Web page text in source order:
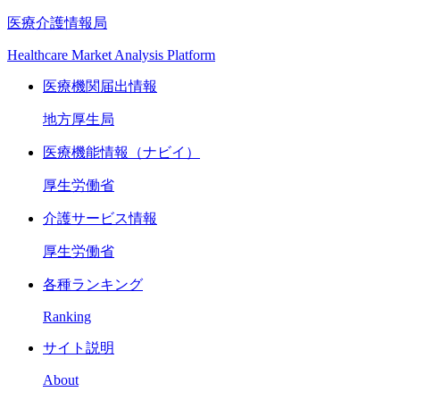
医療介護情報局
Healthcare Market Analysis Platform
医療機関届出情報
地方厚生局
医療機能情報（ナビイ）
厚生労働省
介護サービス情報
厚生労働省
各種ランキング
Ranking
サイト説明
About